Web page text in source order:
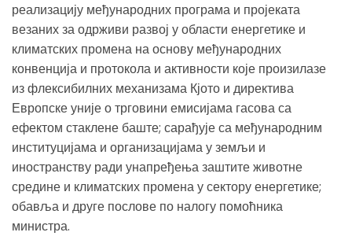
реализацију међународних програма и пројеката
везаних за одрживи развој у области енергетике и
климатских промена на основу међународних
конвенција и протокола и активности које произилазе
из флексибилних механизама Кјото и директива
Европске уније о трговини емисијама гасова са
ефектом стаклене баште; сарађује са међународним
институцијама и организацијама у земљи и
иностранству ради унапређења заштите животне
средине и климатских промена у сектору енергетике;
обавља и друге послове по налогу помоћника
министра.